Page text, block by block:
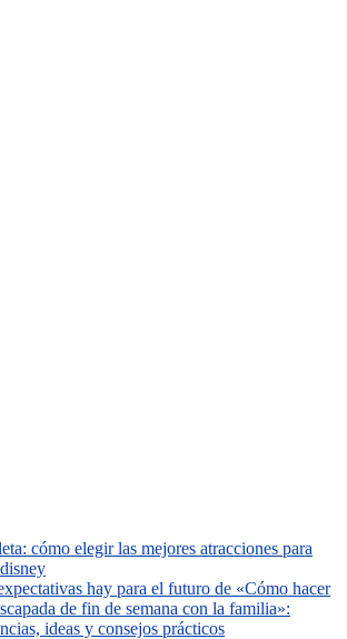
cómo elegir las mejores atracciones para
hay para el futuro de «Cómo hacer
de fin de semana con la familia»:
ideas y consejos prácticos